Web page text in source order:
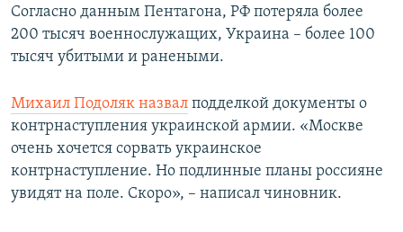
Согласно данным Пентагона, РФ потеряла более
200 тысяч военнослужащих, Украина – более 100
тысяч убитыми и ранеными.
Михаил Подоляк назвал подделкой документы о
контрнаступления украинской армии. «Москве
очень хочется сорвать украинское
контрнаступление. Но подлинные планы россияне
увидят на поле. Скоро», – написал чиновник.